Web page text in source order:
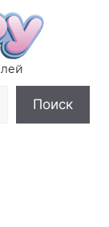
Поиск